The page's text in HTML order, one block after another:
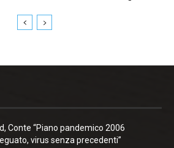
Conte “Piano pandemico 2006
virus senza precedenti”